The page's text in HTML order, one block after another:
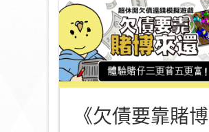
《欠債要靠賭